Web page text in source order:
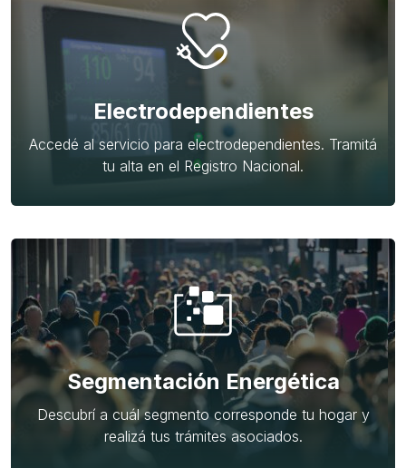
Electrodependientes
Accedé al servicio para electrodependientes. Tramitá
tu alta en el Registro Nacional.
Segmentación Energética
Descubrí a cuál segmento corresponde tu hogar y
realizá tus trámites asociados.